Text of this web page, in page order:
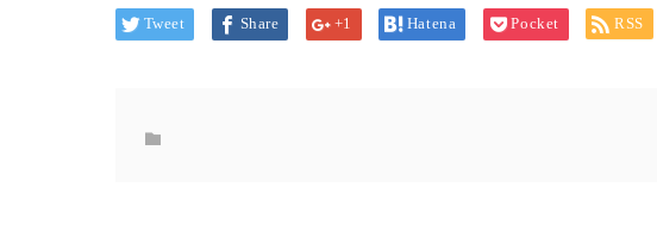
Tweet Share +1 Hatena Pocket RSS